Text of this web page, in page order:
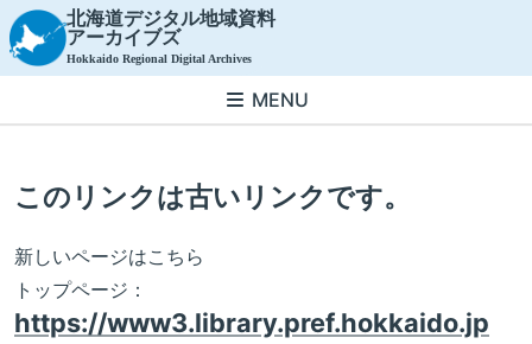
北海道デジタル地域資料
アーカイブズ
Hokkaido Regional Digital Archives
MENU
このリンクは古いリンクです。
新しいページはこちら
トップページ：
https://www3.library.pref.hokkaido.jp